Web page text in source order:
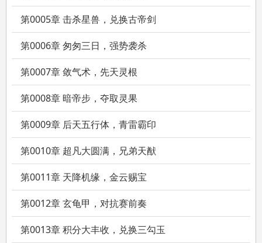
第0005章 击杀星兽，兑换古帝剑
第0006章 匆匆三日，强势袭杀
第0007章 敛气术，先天灵根
第0008章 暗帝步，夺取灵果
第0009章 后天五行体，青雷霸印
第0010章 超凡大圆满，兄弟天猷
第0011章 天降机缘，金云赐宝
第0012章 玄龟甲，对抗赛前奏
第0013章 积分大丰收，兑换三勾玉